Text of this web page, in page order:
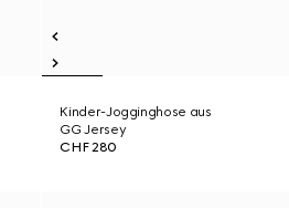
Kinder-Jogginghose aus
GG Jersey
CHF 280